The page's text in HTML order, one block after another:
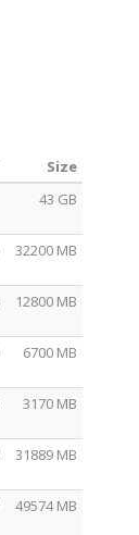
Size
43 GB
32200 MB
12800 MB
6700 MB
3170 MB
31889 MB
49574 MB